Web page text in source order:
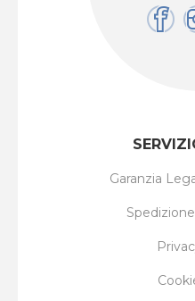
Garanzia